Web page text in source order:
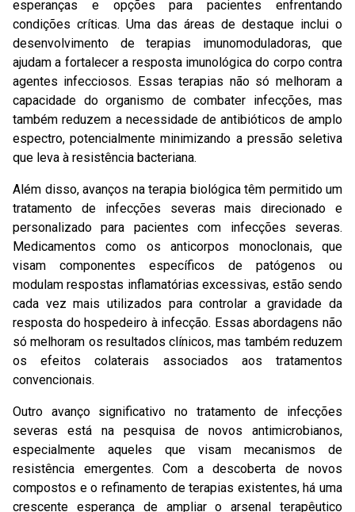
esperanças e opções para pacientes enfrentando
condições críticas. Uma das áreas de destaque inclui o
desenvolvimento de terapias imunomoduladoras, que
ajudam a fortalecer a resposta imunológica do corpo contra
agentes infecciosos. Essas terapias não só melhoram a
capacidade do organismo de combater infecções, mas
também reduzem a necessidade de antibióticos de amplo
espectro, potencialmente minimizando a pressão seletiva
que leva à resistência bacteriana.
Além disso, avanços na terapia biológica têm permitido um
tratamento de infecções severas mais direcionado e
personalizado para pacientes com infecções severas.
Medicamentos como os anticorpos monoclonais, que
visam componentes específicos de patógenos ou
modulam respostas inflamatórias excessivas, estão sendo
cada vez mais utilizados para controlar a gravidade da
resposta do hospedeiro à infecção. Essas abordagens não
só melhoram os resultados clínicos, mas também reduzem
os efeitos colaterais associados aos tratamentos
convencionais.
Outro avanço significativo no tratamento de infecções
severas está na pesquisa de novos antimicrobianos,
especialmente aqueles que visam mecanismos de
resistência emergentes. Com a descoberta de novos
compostos e o refinamento de terapias existentes, há uma
crescente esperança de ampliar o arsenal terapêutico